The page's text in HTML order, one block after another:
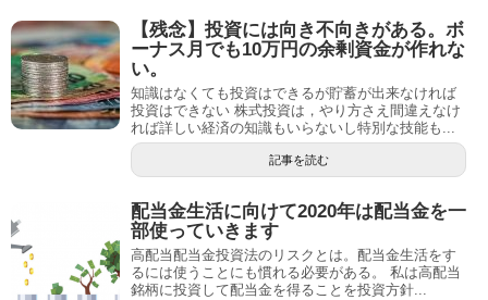
【残念】投資には向き不向きがある。ボ
ーナス月でも10万円の余剰資金が作れな
い。
知識はなくても投資はできるが貯蓄が出来なければ
投資はできない 株式投資は，やり方さえ間違えなけ
れば詳しい経済の知識もいらないし特別な技能も...
記事を読む
配当金生活に向けて2020年は配当金を一
部使っていきます
高配当配当金投資法のリスクとは。配当金生活をす
るには使うことにも慣れる必要がある。 私は高配当
銘柄に投資して配当金を得ることを投資方針...